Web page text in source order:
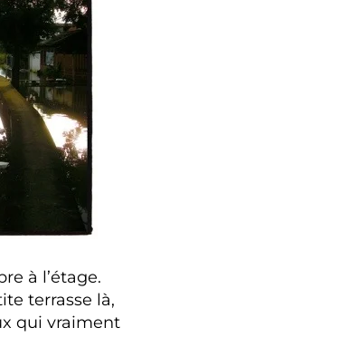
à l’étage.
terrasse là,
qui vraiment